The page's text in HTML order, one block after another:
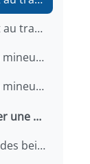
9A Le harcèlement au travail (Interactif)
9B Une réparation mineure d'équipement (Formulaire)
9B Une réparation mineure d'équipement (Interactif)
Tâche 10 : Appliquer une procédure au travail
10A La fabrication des beignes (Formulaire)